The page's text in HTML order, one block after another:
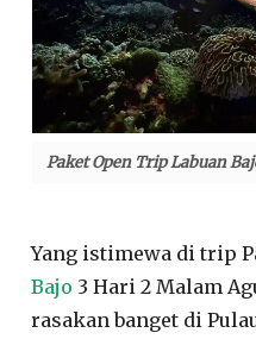
Paket Open Trip Labuan
Yang istimewa di trip
Bajo 3 Hari 2 Malam
rasakan banget di